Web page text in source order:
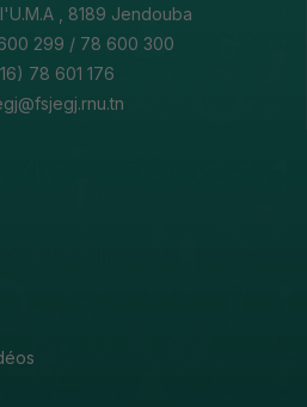
, 8189 Jendouba
299 / 78 600 300
78 601 176